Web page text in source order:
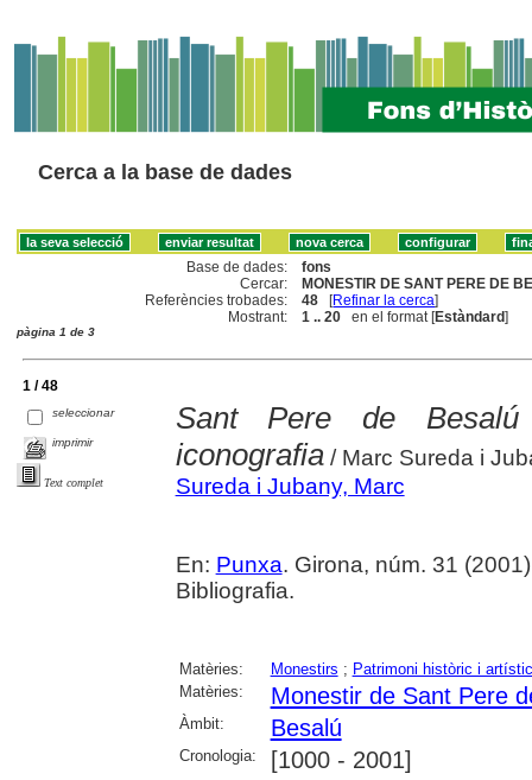
Cerca a la base de dades
Base de dades:
fons
Cercar:
MONESTIR DE SANT PERE DE
Referències trobades:
48 [Refinar la cerca]
Mostrant:
1 .. 20 en el format [Estàndard]
pàgina 1 de 3
1 / 48
seleccionar
imprimir
Text complet
Sant Pere de
iconografia/ Marc Sureda i
Sureda i Jubany, Marc
En: Punxa. Girona, núm. 31
Bibliografia.
Matèries: Monestirs ; Patrimoni històric i artístic
Matèries:
Monestir de Sant Pere
Àmbit: Besalú
Cronologia: [1000 - 2001]